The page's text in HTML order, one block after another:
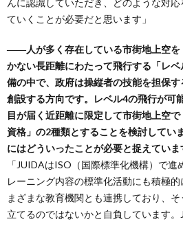
ていくことが必要だと思います」
――人が多く存在している市街地上空を
かない長距離にわたって飛行する「レ
備の中で、政府は操縦者の技能を担保
創設する方向です。レベル4の飛行が可
目が届く近距離に限定して市街地上空
資格」の2種類とすることを検討してい
にはどういったことが必要と捉えていま
「JUIDAはISO（国際標準化機構）で進
レーニング内容の標準化活動にも積極
まざまな教育機関とも連携しており、
立てるのではないかと自負しています